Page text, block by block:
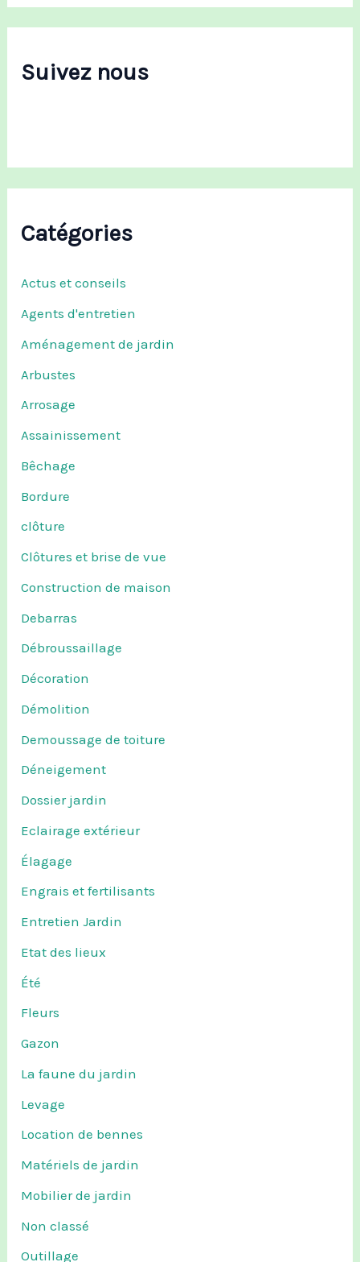
h
e
Suivez nous
Catégories
Actus et conseils
Agents d'entretien
Aménagement de jardin
Arbustes
Arrosage
Assainissement
Bêchage
Bordure
clôture
Clôtures et brise de vue
Construction de maison
Debarras
Débroussaillage
Décoration
Démolition
Demoussage de toiture
Déneigement
Dossier jardin
Eclairage extérieur
Élagage
Engrais et fertilisants
Entretien Jardin
Etat des lieux
Été
Fleurs
Gazon
La faune du jardin
Levage
Location de bennes
Matériels de jardin
Mobilier de jardin
Non classé
Outillage